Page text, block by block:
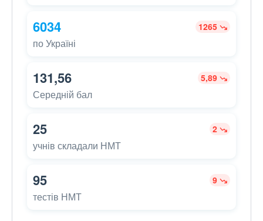
6034 1265
по Україні
131,56 5,89
Середній бал
25 2
учнів складали НМТ
95 9
тестів НМТ